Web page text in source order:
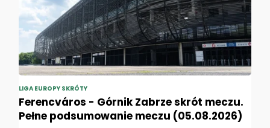
LIGA EUROPY SKRÓTY
Ferencváros - Górnik Zabrze skrót meczu.
Pełne podsumowanie meczu (05.08.2026)